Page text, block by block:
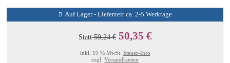
Auf Lager - Lieferzeit ca. 2-5 Werktage
Statt59,24 € 50,35 €
inkl. 19 % MwSt. Steuer-Info
zzgl. Versandkosten